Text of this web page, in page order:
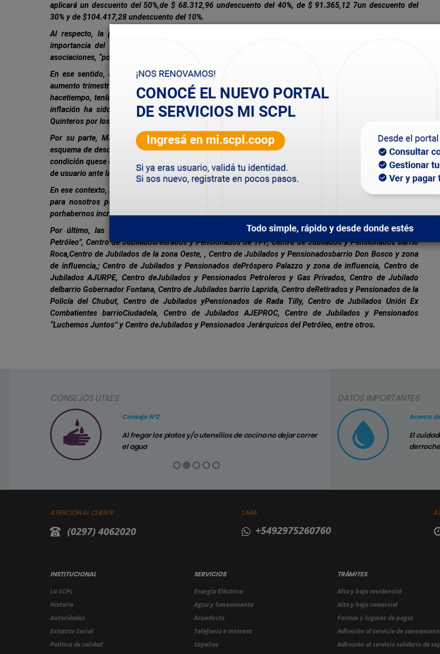
aplicará un descuento del 50%,de$ 68.312,96 undescuento del 40%, de $ 91.365,12 7un descuento del
30% y de $104.417,28 undescuento del 10%.
Al respecto, la presidente del Consejo de Administración dela SCPL, Anabella Cardillo manifestó la
importancia del trabajo mancomunado quese realiza con los diferentes estamentos del Estado y las
asociaciones, “porquees la única manera que tenemos de brindar un buen servicio a nuestros asociados”.
En ese sentido, aclaró que “los valores asignados seactualizan automáticamente de idéntica manera al
aumento trimestral asignado ajubilados y pensionados. Si bien esto es algo que se venía implementando
hacetiempo, teníamos los valores desactualizados. Todos sabemos que los haberes sehan modificado y la
inflación ha sido notoria. En ese marco, hacemos unreconocimiento al gran trabajo que hace Mario
Quinteros por los jubilados.Estamos orgullosos de aportar nuestro granito de arena”.
Por su parte, Mario Quinteros destacó la comprensión con lasituación de los jubilados con el nuevo
esquema de descuentos que se aplicarásegún el monto de los haberes. En ese punto, hizo hincapié en “la
condición quese contempló con los/as viudos/as jubilados que, necesiten traspasar a sunombre el número
de usuario ante la SCPL, tendrán bonificado en un 100% eltrámite”.
En ese contexto, Ángela Quinteros sostuvo que, “al tener unsueldo tan bajo es un beneficio importantísimo
para nosotros porque se trata deservicios públicos. Estamos súper agradecidos con la Cooperativa
porhabernos incrementado el tope de energía mensual, van a ser muchos los abuelosbeneficiados”.
Por último, las instituciones beneficiadas fueron: el Centrode Jubilados y Pensionados “Capital del
Petróleo”, Centro de Jubiladosretirados y Pensionados de YPF, Centro de Jubilados y Pensionados barrio
Roca,Centro de Jubilados de la zona Oeste, , Centro de Jubilados y Pensionadosbarrio Don Bosco y zona
de influencia,; Centro de Jubilados y Pensionados dePróspero Palazzo y zona de influencia, Centro de
Jubilados AJURPE, Centro deJubilados y Pensionados Petroleros y Gas Privados, Centro de Jubilado
delbarrio Gobernador Fontana, Centro de Jubilados barrio Laprida, Centro deRetirados y Pensionados de la
Policía del Chubut, Centro de Jubilados yPensionados de Rada Tilly, Centro de Jubilados Unión Ex
Combatientes barrioCiudadela, Centro de Jubilados AJEPROC, Centro de Jubilados y Pensionados
“Luchemos Juntos” y Centro deJubilados y Pensionados Jerárquicos del Petróleo, entre otros.
CONSEJOS ÚTILES
Consejo Nº2
Al fregar los platos y/o utensilios de cocina no dejar correr
el agua
Consejo Nº3
Controlar si
hogar
DATOS IMPORTANTES
Acerca
El
ATENCIÓN AL CLIENTE
(0297) 4062020
LARA
+5492975260760
INSTITUCIONAL
La SCPL
Historia
Autoridades
Estatuto Social
Política de calidad
SERVICIOS
Energía Eléctrica
Agua y Saneamiento
Acueducto
Telefonía e Internet
Sepelios
TRÁMITES
Alta y baja residencial
Alta y baja comercial
Formas y lugares de pagos
Adhesión al servicio de
Adhesión al servicio solidario de